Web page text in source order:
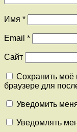
Имя *
Email *
Сайт
Сохранить моё
браузере для
Уведомить
Уведомлять